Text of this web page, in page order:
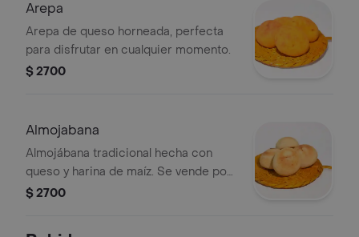
Arepa
Arepa de queso horneada, perfecta
para disfrutar en cualquier momento.
$ 2700
Almojabana
Almojábana tradicional hecha con
queso y harina de maíz. Se vende por
unidad.
$ 2700